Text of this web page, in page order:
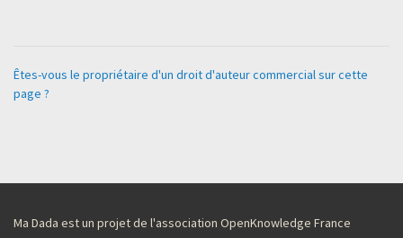
Êtes-vous le propriétaire d'un droit d'auteur commercial sur cette
page ?
Ma Dada est un projet de l'association OpenKnowledge France